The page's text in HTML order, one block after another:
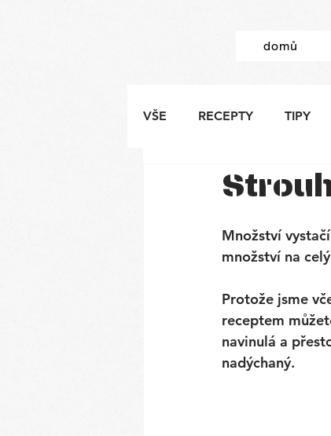
domů
VŠE RECEPTY TIPY
Množství
množství na
Protože jsme
receptem
navinulá a
nadýchaný.